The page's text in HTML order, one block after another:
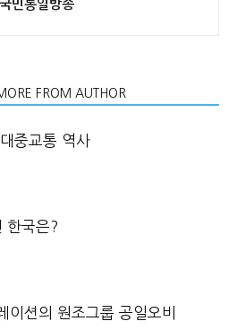
국민통일방송
FROM AUTHOR
중교통 역사
한국은?
이션의 원조그룹 공일오비